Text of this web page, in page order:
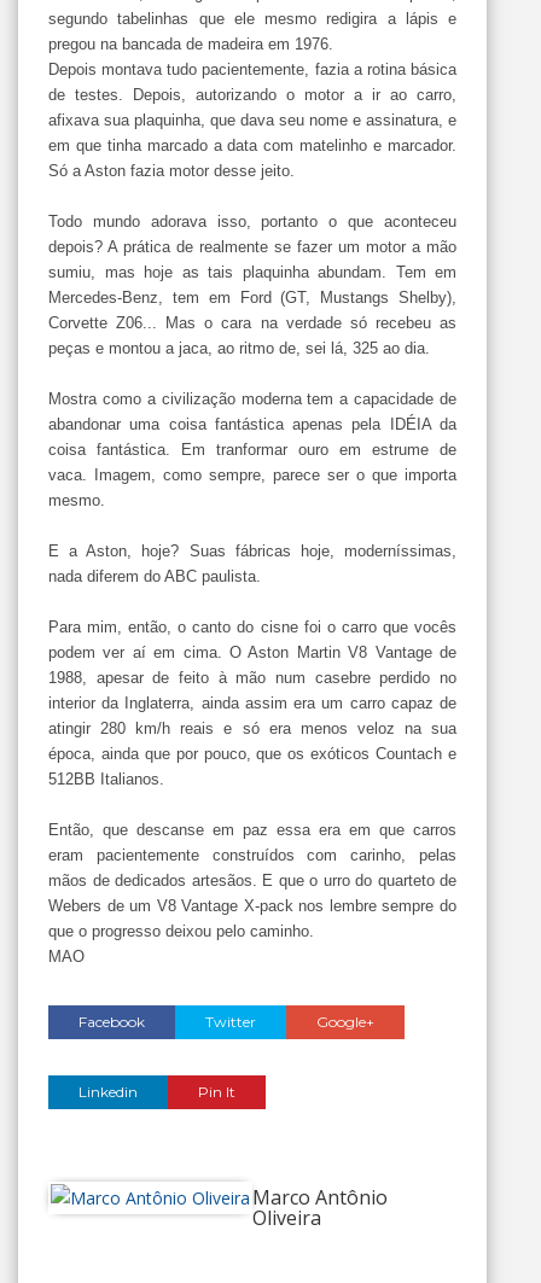
segundo tabelinhas que ele mesmo redigira a lápis e
pregou na bancada de madeira em 1976.
Depois montava tudo pacientemente, fazia a rotina básica
de testes. Depois, autorizando o motor a ir ao carro,
afixava sua plaquinha, que dava seu nome e assinatura, e
em que tinha marcado a data com matelinho e marcador.
Só a Aston fazia motor desse jeito.
Todo mundo adorava isso, portanto o que aconteceu
depois? A prática de realmente se fazer um motor a mão
sumiu, mas hoje as tais plaquinha abundam. Tem em
Mercedes-Benz, tem em Ford (GT, Mustangs Shelby),
Corvette Z06... Mas o cara na verdade só recebeu as
peças e montou a jaca, ao ritmo de, sei lá, 325 ao dia.
Mostra como a civilização moderna tem a capacidade de
abandonar uma coisa fantástica apenas pela IDÉIA da
coisa fantástica. Em tranformar ouro em estrume de
vaca. Imagem, como sempre, parece ser o que importa
mesmo.
E a Aston, hoje? Suas fábricas hoje, moderníssimas,
nada diferem do ABC paulista.
Para mim, então, o canto do cisne foi o carro que vocês
podem ver aí em cima. O Aston Martin V8 Vantage de
1988, apesar de feito à mão num casebre perdido no
interior da Inglaterra, ainda assim era um carro capaz de
atingir 280 km/h reais e só era menos veloz na sua
época, ainda que por pouco, que os exóticos Countach e
512BB Italianos.
Então, que descanse em paz essa era em que carros
eram pacientemente construídos com carinho, pelas
mãos de dedicados artesãos. E que o urro do quarteto de
Webers de um V8 Vantage X-pack nos lembre sempre do
que o progresso deixou pelo caminho.
MAO
Facebook Twitter Google+
Linkedin Pin It
Marco Antônio
Oliveira